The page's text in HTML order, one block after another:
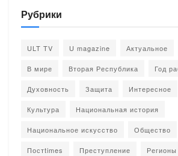
Рубрики
ULT TV U magazine Актуальное
В мире Вторая Республика Год
Духовность Защита Интересное
Культура Национальная история
Национальное искусство Общество
Постtimes Преступление Регионы